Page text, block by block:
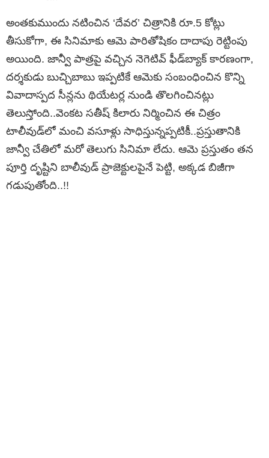
అంతకుముందు నటించిన ‘దేవర’ చిత్రానికి రూ.5 కోట్లు
తీసుకోగా, ఈ సినిమాకు ఆమె పారితోషికం దాదాపు రెట్టింపు
అయింది. జాన్వీ పాత్రపై వచ్చిన నెగెటివ్ ఫీడ్‌బ్యాక్ కారణంగా,
దర్శకుడు బుచ్చిబాబు ఇప్పటికే ఆమెకు సంబంధించిన కొన్ని
వివాదాస్పద సీన్లను థియేటర్ల నుండి తొలగించినట్లు
తెలుస్తోంది..వెంకట సతీష్ కిలారు నిర్మించిన ఈ చిత్రం
టాలీవుడ్‌లో మంచి వసూళ్లు సాధిస్తున్నప్పటికీ..ప్రస్తుతానికి
జాన్వీ చేతిలో మరో తెలుగు సినిమా లేదు. ఆమె ప్రస్తుతం తన
పూర్తి దృష్టిని బాలీవుడ్ ప్రాజెక్టులపైనే పెట్టి, అక్కడ బిజీగా
గడుపుతోంది..!!